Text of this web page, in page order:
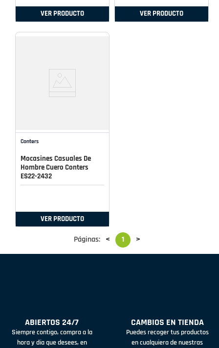
VER PRODUCTO VER PRODUCTO
Conters
Mocasines Casuales De
Hombre Cuero Conters
ES22-2432
VER PRODUCTO
Páginas: < 1 >
ABIERTOS 24/7
Siempre contigo, compra a la
hora y día que desees, en
CAMBIOS EN TIENDA
Puedes recoger tus productos
en cualquiera de nuestras